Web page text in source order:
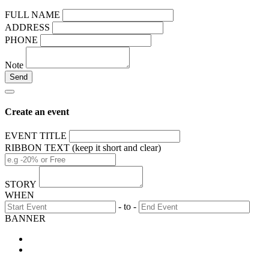
FULL NAME
ADDRESS
PHONE
Note
Create an event
EVENT TITLE
RIBBON TEXT (keep it short and clear)
STORY
WHEN
- to -
BANNER